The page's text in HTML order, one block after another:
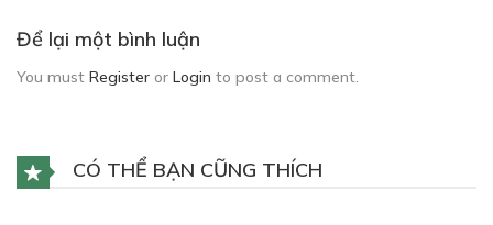
Để lại một bình luận
You must Register or Login to post a comment.
CÓ THỂ BẠN CŨNG THÍCH